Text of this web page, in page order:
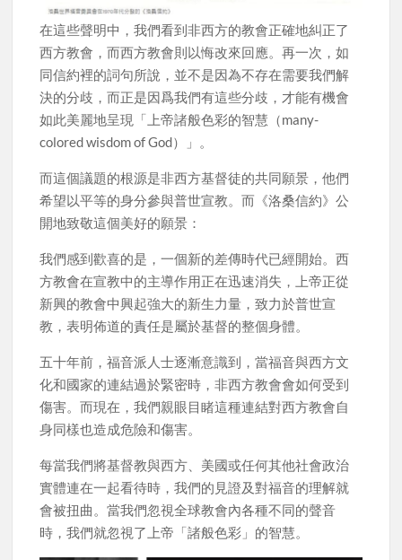
在這些聲明中，我們看到非西方的教會正確地糾正了
西方教會，而西方教會則以悔改來回應。再一次，如
同信約裡的詞句所說，並不是因為不存在需要我們解
決的分歧，而正是因爲我們有這些分歧，才能有機會
如此美麗地呈現「上帝諸般色彩的智慧（many-
colored wisdom of God）」。
而這個議題的根源是非西方基督徒的共同願景，他們
希望以平等的身分參與普世宣教。而《洛桑信約》公
開地致敬這個美好的願景：
我們感到歡喜的是，一個新的差傳時代已經開始。西
方教會在宣教中的主導作用正在迅速消失，上帝正從
新興的教會中興起強大的新生力量，致力於普世宣
教，表明佈道的責任是屬於基督的整個身體。
五十年前，福音派人士逐漸意識到，當福音與西方文
化和國家的連結過於緊密時，非西方教會會如何受到
傷害。而現在，我們親眼目睹這種連結對西方教會自
身同樣也造成危險和傷害。
每當我們將基督教與西方、美國或任何其他社會政治
實體連在一起看待時，我們的見證及對福音的理解就
會被扭曲。當我們忽視全球教會內各種不同的聲音
時，我們就忽視了上帝「諸般色彩」的智慧。